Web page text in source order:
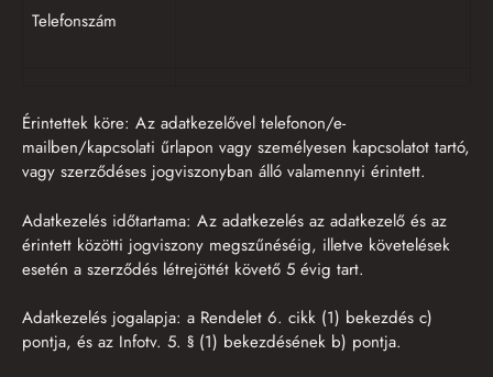
Telefonszám
Érintettek köre: Az adatkezelővel telefonon/e-
mailben/kapcsolati űrlapon vagy személyesen kapcsolatot tartó,
vagy szerződéses jogviszonyban álló valamennyi érintett.
Adatkezelés időtartama: Az adatkezelés az adatkezelő és az
érintett közötti jogviszony megszűnéséig, illetve követelések
esetén a szerződés létrejöttét követő 5 évig tart.
Adatkezelés jogalapja: a Rendelet 6. cikk (1) bekezdés c)
pontja, és az Infotv. 5. § (1) bekezdésének b) pontja.